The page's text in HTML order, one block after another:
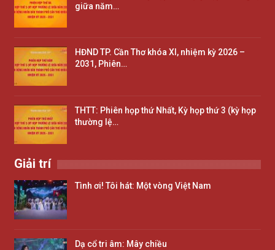
giữa năm…
HĐND TP. Cần Thơ khóa XI, nhiệm kỳ 2026 –
2031, Phiên…
THTT: Phiên họp thứ Nhất, Kỳ họp thứ 3 (kỳ họp
thường lệ…
Giải trí
Tình ơi! Tôi hát: Một vòng Việt Nam
Dạ cổ tri âm: Mây chiều